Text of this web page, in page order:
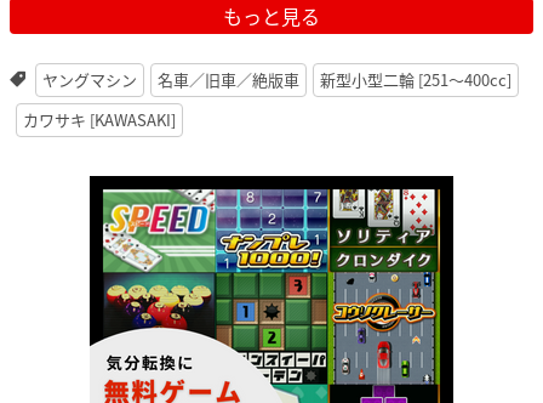
もっと見る
ヤングマシン 名車／旧車／絶版車
新型小型二輪 [251〜400cc]
カワサキ [KAWASAKI]